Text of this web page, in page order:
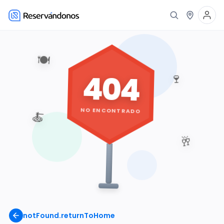
notFound.returnToHome
🍽️
🍷
🥂
🍝
404
NO ENCONTRADO